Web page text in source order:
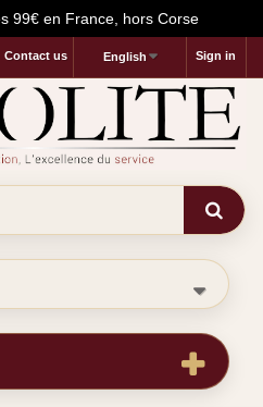
99€ en France, hors Corse
Sign in
English
Contact us